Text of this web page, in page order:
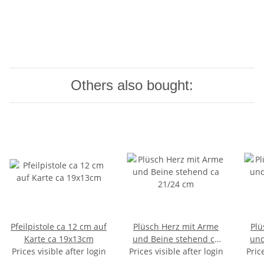
Others also bought:
Pfeilpistole ca 12 cm auf
Karte ca 19x13cm
Prices visible after login
Plüsch Herz mit Arme
und Beine stehend ca
21/24 cm
Prices visible after login